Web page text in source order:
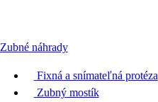
Zubné náhrady
Fixná a snímateľná protéza
Zubný mostík